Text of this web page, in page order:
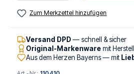
Zum Merkzettel hinzufügen
Versand DPD — schnell & sicher
Original-Markenware mit
Aus dem Herzen Bayerns — mit